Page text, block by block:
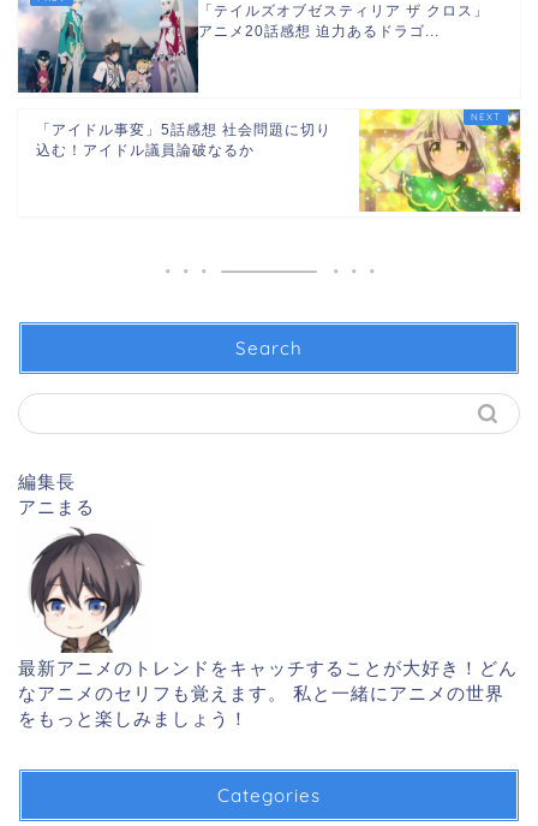
「テイルズオブゼスティリア ザ クロス」
アニメ20話感想 迫力あるドラゴ...
「アイドル事変」5話感想 社会問題に切り
込む！アイドル議員論破なるか
Search
編集長
アニまる
最新アニメのトレンドをキャッチすることが大好き！どん
なアニメのセリフも覚えます。 私と一緒にアニメの世界
をもっと楽しみましょう！
Categories